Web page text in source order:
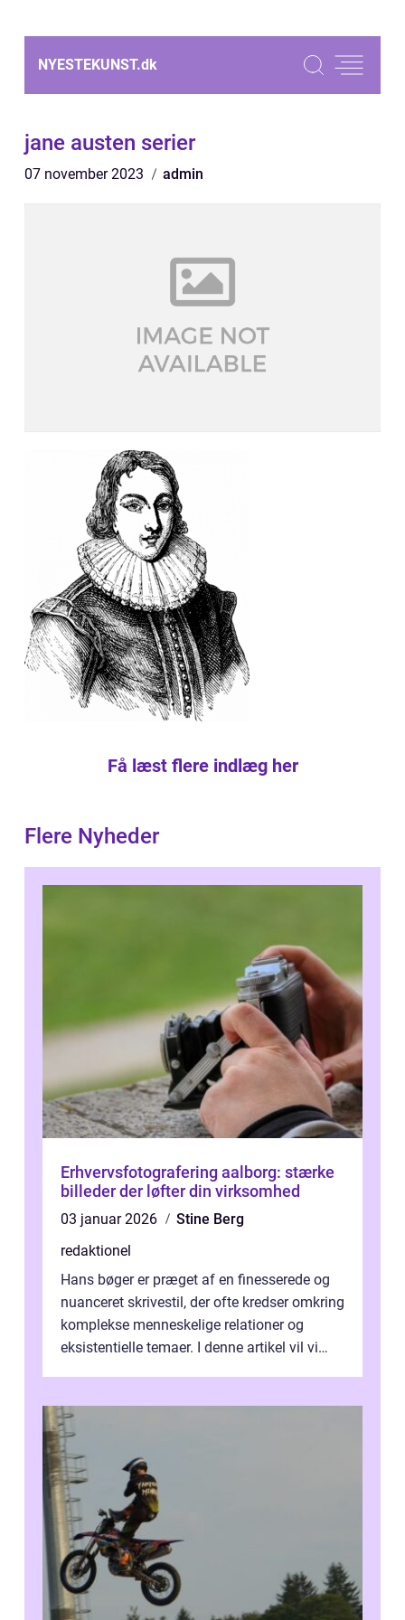
NYESTEKUNST.dk
jane austen serier
07 november 2023 admin
Få læst flere indlæg her
Flere Nyheder
Erhvervsfotografering aalborg: stærke
billeder der løfter din virksomhed
03 januar 2026
Stine Berg
redaktionel
Hans bøger er præget af en finesserede og
nuanceret skrivestil, der ofte kredser omkring
komplekse menneskelige relationer og
eksistentielle temaer. I denne artikel vil vi